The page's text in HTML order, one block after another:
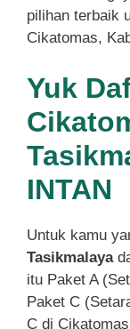
pilihan terbaik
Cikatomas,
Yuk
INTAN
Untuk kamu
Tasikmalaya
itu Paket A
Paket C
C di